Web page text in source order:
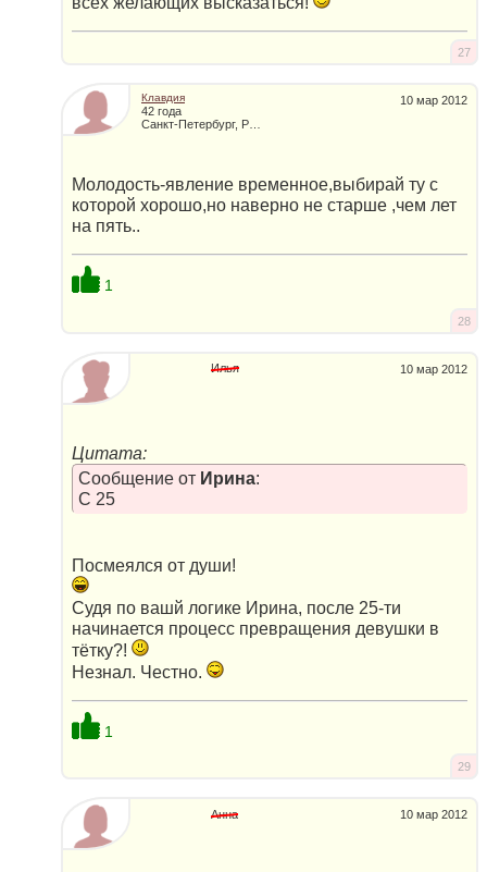
27
10 мар 2012
Клавдия
42 года
Молодость-явление временное,выбирай ту с
которой хорошо,но наверно не старше ,чем лет
на пять..
1
28
10 мар 2012
Илья
Цитата:
Сообщение от Ирина:
С 25
Посмеялся от души!
Судя по вашй логике Ирина, после 25-ти
начинается процесс превращения девушки в
тётку?!
Незнал. Честно.
1
29
10 мар 2012
Анна